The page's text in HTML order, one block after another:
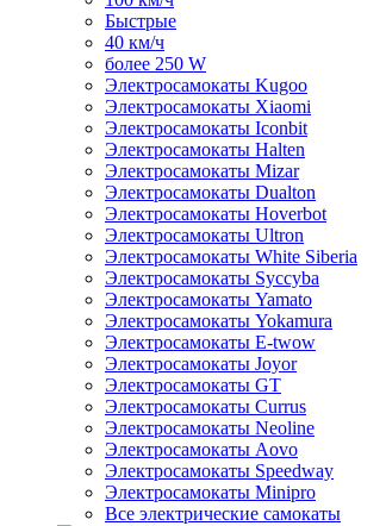
Быстрые
40 км/ч
более 250 W
Электросамокаты Kugoo
Электросамокаты Xiaomi
Электросамокаты Iconbit
Электросамокаты Halten
Электросамокаты Mizar
Электросамокаты Dualton
Электросамокаты Hoverbot
Электросамокаты Ultron
Электросамокаты White Siberia
Электросамокаты Syccyba
Электросамокаты Yamato
Электросамокаты Yokamura
Электросамокаты E-twow
Электросамокаты Joyor
Электросамокаты GT
Электросамокаты Currus
Электросамокаты Neoline
Электросамокаты Aovo
Электросамокаты Speedway
Электросамокаты Minipro
Все электрические самокаты